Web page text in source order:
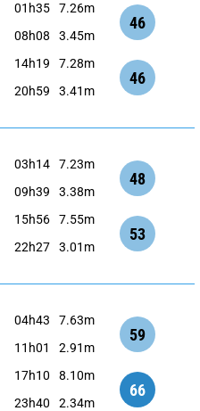
01h35
7.26m
08h08 3.45m
46
14h19
7.28m
20h59 3.41m
46
03h14
7.23m
09h39 3.38m
48
15h56
7.55m
22h27 3.01m
53
04h43
7.63m
11h01 2.91m
59
17h10
8.10m
23h40 2.34m
66